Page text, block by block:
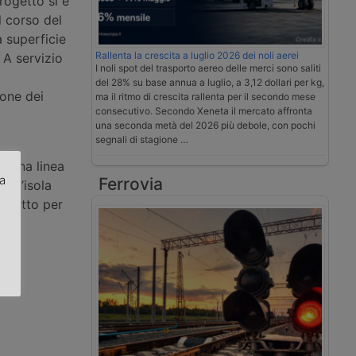
corso del
superficie
servizio
dei
una linea
l’isola
per
Rallenta la crescita a luglio 2026 dei noli aerei
I noli spot del trasporto aereo delle merci sono saliti
del 28% su base annua a luglio, a 3,12 dollari per kg,
ma il ritmo di crescita rallenta per il secondo mese
consecutivo. Secondo Xeneta il mercato affronta
una seconda metà del 2026 più debole, con pochi
segnali di stagione …
Ferrovia